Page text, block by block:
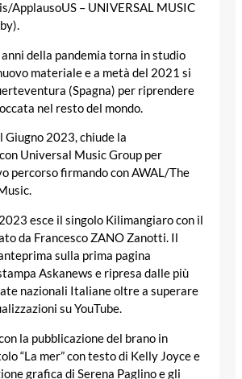
ApplausoUS – UNIVERSAL MUSIC
della pandemia torna in studio
materiale e a metà del 2021 si
(Spagna) per riprendere
nel resto del mondo.
Giugno 2023, chiude la
Universal Music Group per
percorso firmando con AWAL/The
esce il singolo Kilimangiaro con il
da Francesco ZANO Zanotti. Il
sulla prima pagina
Askanews e ripresa dalle più
nazionali Italiane oltre a superare
su YouTube.
la pubblicazione del brano in
“La mer” con testo di Kelly Joyce e
grafica di Serena Paglino e gli